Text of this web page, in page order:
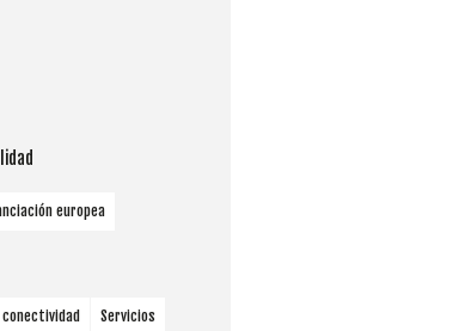
europea
Servicios